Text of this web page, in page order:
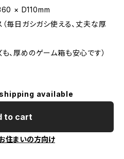
× D110mm
毎日ガシガシ使える、丈夫な厚
、厚めのゲーム箱も安心です）
available
to cart
住まいの方向け